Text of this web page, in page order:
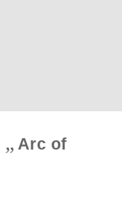
„ Arc of